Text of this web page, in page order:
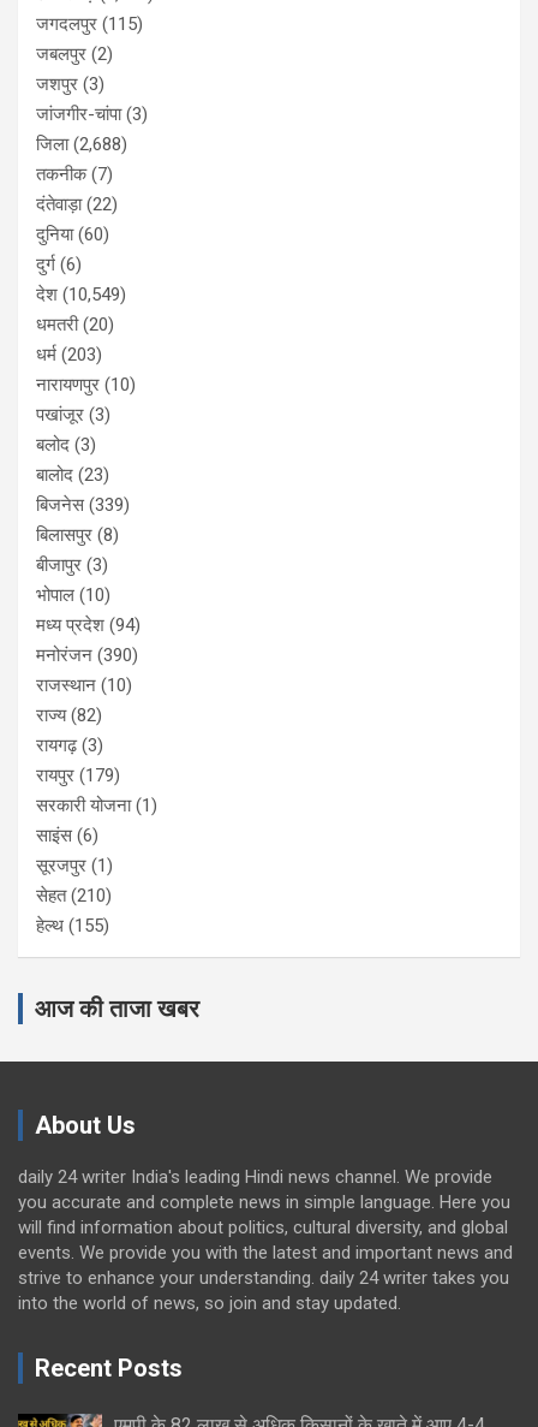
जगदलपुर (115)
जबलपुर (2)
जशपुर (3)
जांजगीर-चांपा(3)
जिला(2,688)
तकनीक(7)
दंतेवाड़ा(22)
दुनिया(60)
दुर्ग (6)
देश (10,549)
धमतरी(20)
धर्म (203)
नारायणपुर (10)
पखांजूर (3)
बलोद (3)
बालोद (23)
बिजनेस(339)
बिलासपुर (8)
बीजापुर (3)
भोपाल (10)
मध्य प्रदेश (94)
मनोरंजन (390)
राजस्थान (10)
राज्य(82)
रायगढ़(3)
रायपुर (179)
सरकारी योजना(1)
साइंस(6)
सूरजपुर (1)
सेहत(210)
हेल्थ (155)
आज की ताजा खबर
About Us
daily 24 writer India's leading Hindi news channel. We provide
you accurate and complete news in simple language. Here you
will find information about politics, cultural diversity, and global
events. We provide you with the latest and important news and
strive to enhance your understanding. daily 24 writer takes you
into the world of news, so join and stay updated.
Recent Posts